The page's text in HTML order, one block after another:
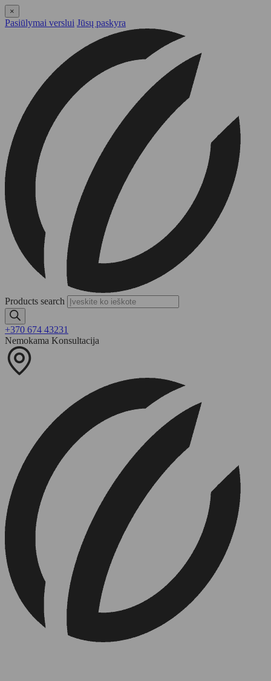
×
Pasiūlymai verslui Jūsų paskyra
Products search
+370 674 43231
Nemokama Konsultacija